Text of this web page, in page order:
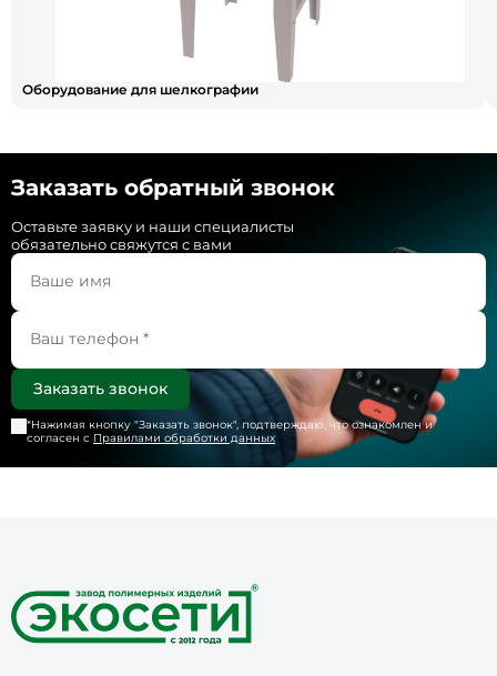
Оборудование для шелкографии
Заказать обратный звонок
Оставьте заявку и наши специалисты
обязательно свяжутся с вами
*Нажимая кнопку "Заказать звонок", подтверждаю, что ознакомлен и
согласен с Правилами обработки данных